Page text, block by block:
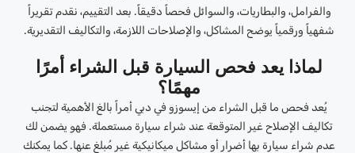
والفرامل، والبطاريات، والسوائل فحصاً دقيقاً. بعد التقييم، نقدم تقريراً
شفهياً ورقمياً يوضح المشاكل، والإصلاحات اللازمة، والتكاليف التقديرية.
لماذا يعد فحص السيارة قبل الشراء أمرًا
مهمًا؟
يُعد فحص ما قبل الشراء من إيسوزو في دبي أمراً بالغ الأهمية لتجنب
تكاليف الإصلاح غير المتوقعة عند شراء سيارة مستعملة. فهو يضمن لك
عدم شراء سيارة بها أضرار أو مشاكل ميكانيكية غير مُبلغ عنها. كما يمكنك